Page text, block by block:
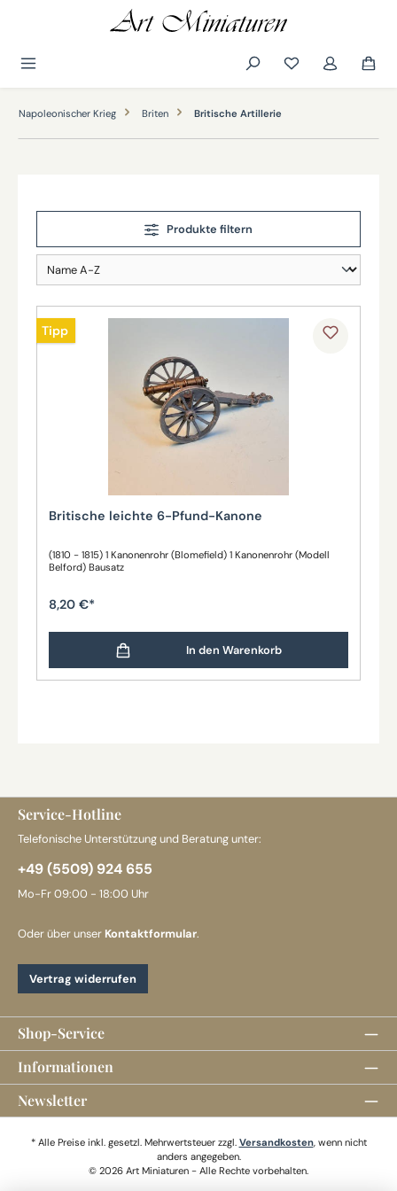
Napoleonischer Krieg Briten Britische Artillerie
Produkte filtern
Tipp
Britische leichte 6-Pfund-Kanone
(1810 - 1815) 1 Kanonenrohr (Blomefield) 1 Kanonenrohr (Modell
Belford) Bausatz
8,20 €*
In den Warenkorb
Service-Hotline
Telefonische Unterstützung und Beratung unter:
+49 (5509) 924 655
Mo-Fr 09:00 - 18:00 Uhr
Oder über unser Kontaktformular.
Vertrag widerrufen
Shop-Service
Informationen
Newsletter
* Alle Preise inkl. gesetzl. Mehrwertsteuer zzgl. Versandkosten, wenn nicht
anders angegeben.
© 2026 Art Miniaturen - Alle Rechte vorbehalten.